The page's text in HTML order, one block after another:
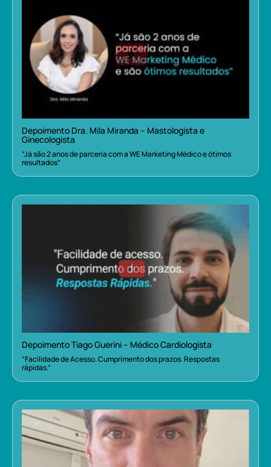
Depoimento Dra. Mila Miranda – Mastologista e
Ginecologista
“Já são 2 anos de parceria com a WE Marketing Médico e ótimos
resultados”
Depoimento Tiago Guerini – Médico Cardiologista
“Facilidade de Acesso. Cumprimento dos prazos. Respostas
rápidas.”